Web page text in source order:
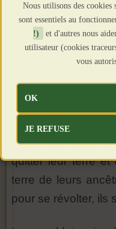
Les combattants
l’opération «
motif profond du
des années: la
du néo-
de vouloir
C’est pour cela
quitter leur terre et
terre de leurs
pour se révolter, ils
Nous utilisons des cookies
sont essentiels au
!)
et d'autres nous
utilisateur (cookies
vous
OK
JE REFUSE